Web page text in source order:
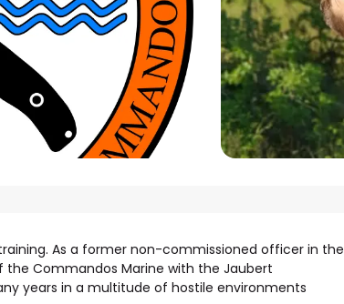
As a former non-commissioned officer in the
the Commandos Marine with the Jaubert
years in a multitude of hostile environments